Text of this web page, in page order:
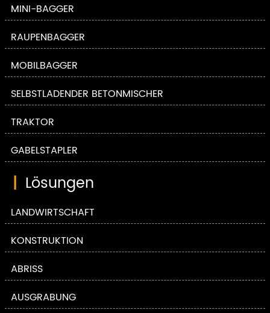
MINI-BAGGER
RAUPENBAGGER
MOBILBAGGER
SELBSTLADENDER BETONMISCHER
TRAKTOR
GABELSTAPLER
| Lösungen
LANDWIRTSCHAFT
KONSTRUKTION
ABRISS
AUSGRABUNG